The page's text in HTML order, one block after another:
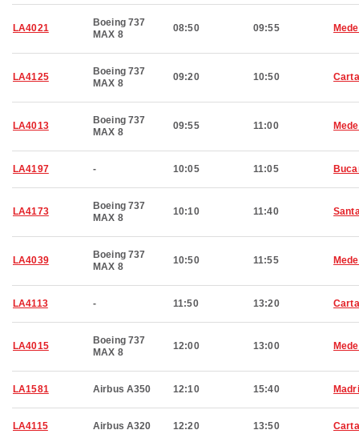
LA4021
Boeing 737
MAX 8
08:50 09:55
LA4125
Boeing 737
MAX 8
09:20 10:50
LA4013
Boeing 737
MAX 8
09:55 11:00
LA4197 - 10:05 11:05
LA4173
Boeing 737
MAX 8
10:10 11:40
LA4039
Boeing 737
MAX 8
10:50 11:55
LA4113 - 11:50 13:20
LA4015
Boeing 737
MAX 8
12:00 13:00
LA1581 Airbus A350 12:10 15:40
LA4115 Airbus A320 12:20 13:50